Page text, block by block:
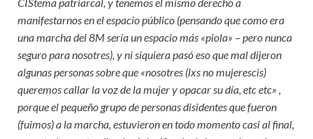
manifestarnos en el espacio público (pensando que como era
una marcha del 8M sería un espacio más «piola» – pero nunca
seguro para nosotres), y ni siquiera pasó eso que mal dijeron
algunas personas sobre que «nosotres (lxs no mujerescis)
queremos callar la voz de la mujer y opacar su día, etc etc» ,
porque el pequeño grupo de personas disidentes que fueron
(fuimos) a la marcha, estuvieron en todo momento casi al final,